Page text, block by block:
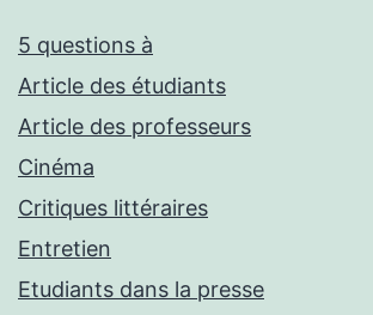
5 questions à
Article des étudiants
Article des professeurs
Cinéma
Critiques littéraires
Entretien
Etudiants dans la presse